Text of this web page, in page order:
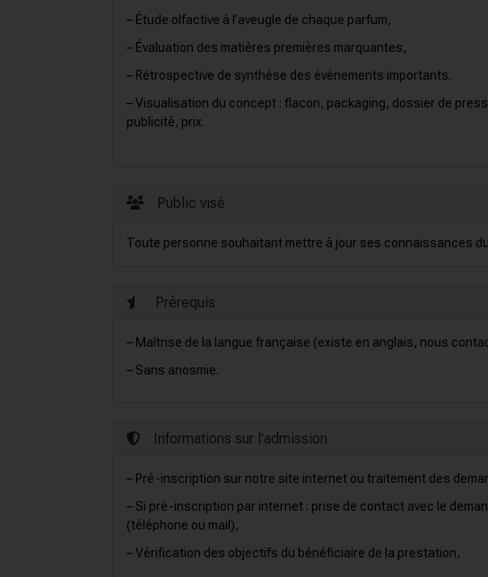
– Étude olfactive à l’aveugle de chaque parfum,
– Évaluation des matières premières marquantes,
– Rétrospective de synthèse des évènements importants.
– Visualisation du concept : flacon, packaging, dossier de
publicité, prix.
Public visé
Toute personne souhaitant mettre à jour ses connaissances
Prérequis
– Maîtrise de la langue française (existe en anglais, nous
– Sans anosmie.
Informations sur l'admission
– Pré-inscription sur notre site internet ou traitement des
– Si pré-inscription par internet : prise de contact avec le
(téléphone ou mail),
– Vérification des objectifs du bénéficiaire de la prestation,